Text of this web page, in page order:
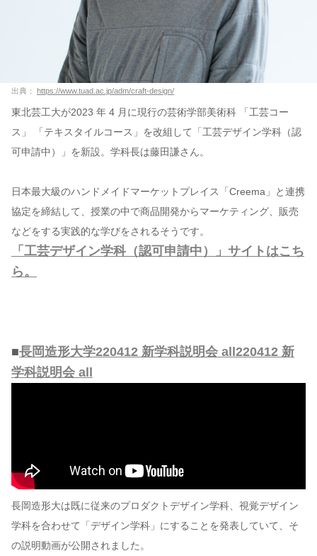
出典： https://www.tuad.ac.jp/adm/craft-design/
東北芸工大が2023 年 4 月に現行の芸術学部美術科 「工芸コー
ス」 「テキスタイルコース」を改組して「工芸デザイン学科（認
可申請中）」を新設。学科長は藤田謙さん。
日本最大級のハンドメイドマーケットプレイス「Creema」と連携
協定を締結して、授業の中で商品開発からマーケティング、販売
などをする実践的な学びをされるそうです。
「工芸デザイン学科（認可申請中）」サイトはこち
ら。
■長岡造形大学220412 新学科説明会 all220412 新
学科説明会 all
長岡造形大は既に従来のプロダクトデザイン学科、視覚デザイン
学科を合わせて「デザイン学科」にすることを発表していて、そ
の説明動画が公開されました。